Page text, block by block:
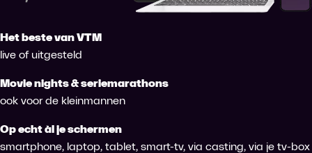
Het beste van VTM
live of uitgesteld
Movie nights & seriemarathons
ook voor de kleinmannen
Op echt àl je schermen
smartphone, laptop, tablet, smart-tv, via casting, via je tv-box